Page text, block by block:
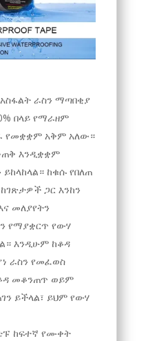
ራስን ማጣበቂያ
በላይ የማራዘም
የመቋቋም አቅም አለው።
እንዲቋቋም
ከቁሱ የበለጠ
ጋር እንከን
መለያየትን
የማያቋርጥ የውሃ
እንዲሁም ከቆዳ
ራስን የመፈወስ
መቆንጠጥ ወይም
ይችላል፣ ይህም የውሃ
ከፍተኛ የሙቀት